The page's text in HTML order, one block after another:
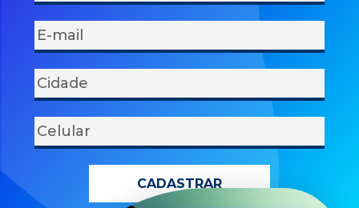
CADASTRAR